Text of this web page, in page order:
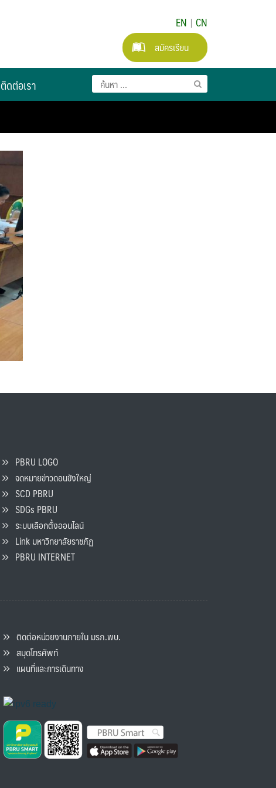
EN | CN
สมัครเรียน
ติดต่อเรา
PBRU LOGO
จดหมายข่าวดอนขังใหญ่
SCD PBRU
SDGs PBRU
ระบบเลือกตั้งออนไลน์
Link มหาวิทยาลัยราชภัฏ
PBRU INTERNET
ติดต่อหน่วยงานภายใน มรภ.พบ.
สมุดโทรศัพท์
แผนที่และการเดินทาง